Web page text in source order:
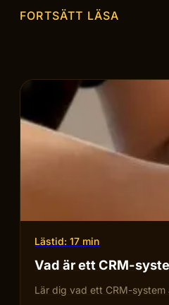
FORTSÄTT LÄSA
Lästid: 17 min
Vad är ett CRM-
Lär dig vad ett CRM-